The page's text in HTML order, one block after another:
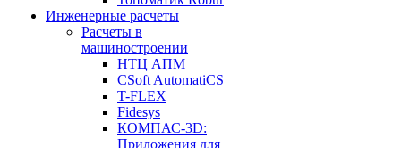
Инженерные расчеты
Расчеты в
машиностроении
НТЦ АПМ
CSoft AutomatiCS
T-FLEX
Fidesys
КОМПАС-3D:
Приложения для